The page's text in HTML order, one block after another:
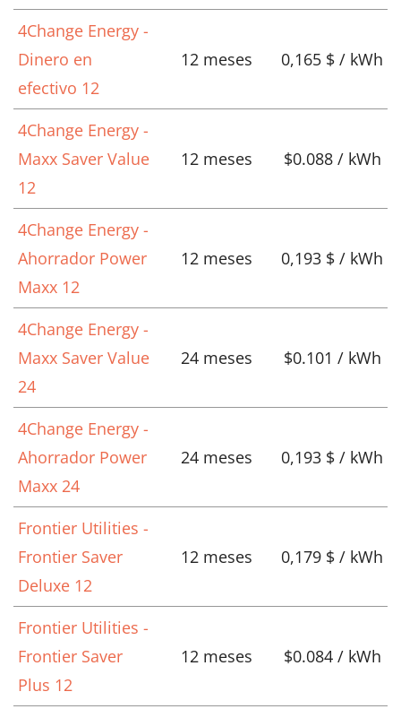
4Change Energy -
Dinero en
efectivo 12
12 meses 0,165 $ / kWh
4Change Energy -
Maxx Saver Value
12
12 meses $0.088 / kWh
4Change Energy -
Ahorrador Power
Maxx 12
12 meses 0,193 $ / kWh
4Change Energy -
Maxx Saver Value
24
24 meses $0.101 / kWh
4Change Energy -
Ahorrador Power
Maxx 24
24 meses 0,193 $ / kWh
Frontier Utilities -
Frontier Saver
Deluxe 12
12 meses 0,179 $ / kWh
Frontier Utilities -
Frontier Saver
Plus 12
12 meses $0.084 / kWh